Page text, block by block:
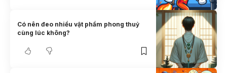
Có nên đeo nhiều vật phẩm phong thuỷ
cùng lúc không?